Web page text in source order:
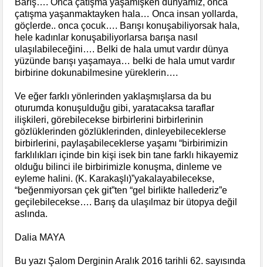
Barış…. Onca çatışma yaşamışken dünyamız, onca
çatışma yaşanmaktayken hala… Onca insan yollarda,
göçlerde.. onca çocuk…. Barışı konuşabiliyorsak hala,
hele kadınlar konuşabiliyorlarsa barışa nasıl
ulaşılabileceğini…. Belki de hala umut vardır dünya
yüzünde barışı yaşamaya… belki de hala umut vardır
birbirine dokunabilmesine yüreklerin….
Ve eğer farklı yönlerinden yaklaşmışlarsa da bu
oturumda konuşulduğu gibi, yaratacaksa taraflar
ilişkileri, görebilecekse birbirlerini birbirlerinin
gözlüklerinden gözlüklerinden, dinleyebileceklerse
birbirlerini, paylaşabileceklerse yaşamı “birbirimizin
farklılıkları içinde bin kişi isek bin tane farklı hikayemiz
olduğu bilinci ile birbirimizle konuşma, dinleme ve
eyleme halini. (K. Karakaşlı)”yakalayabilecekse,
“beğenmiyorsan çek git”ten “gel birlikte hallederiz”e
geçilebilecekse…. Barış da ulaşılmaz bir ütopya değil
aslında.
Dalia MAYA
Bu yazı Şalom Derginin Aralık 2016 tarihli 62. sayısında